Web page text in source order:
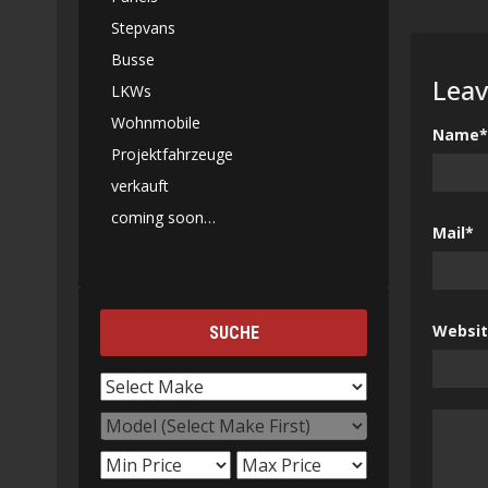
Name*
Mail*
Stepvans
Busse
LKWs
Wohnmobile
Projektfahrzeuge
verkauft
coming soon…
SUCHE